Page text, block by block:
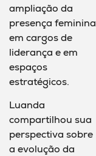
ampliação da
presença feminina
em cargos de
liderança e em
espaços
estratégicos.
Luanda
compartilhou sua
perspectiva sobre
a evolução da